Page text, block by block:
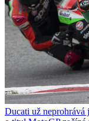
Ducati už neprohrává